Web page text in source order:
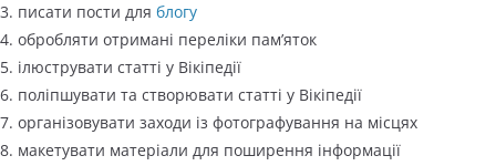
писати пости для блогу
обробляти отримані переліки пам’яток
ілюструвати статті у Вікіпедії
поліпшувати та створювати статті у Вікіпедії
організовувати заходи із фотографування на місцях
макетувати матеріали для поширення інформації